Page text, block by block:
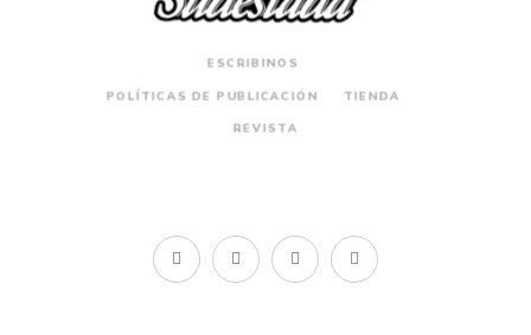
ESCRIBINOS
POLÍTICAS DE PUBLICACIÓN TIENDA
REVISTA